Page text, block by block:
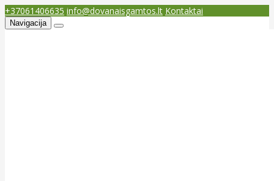
+37061406635 info@dovanaisgamtos.lt Kontaktai
Navigacija